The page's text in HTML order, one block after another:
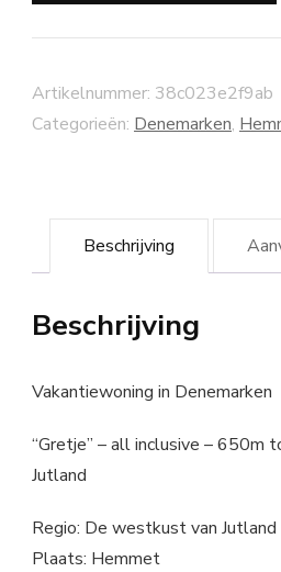
Artikelnummer: 38c023e2f9ab
Categorieën: Denemarken,
Beschrijving
Beschrijving
Vakantiewoning in Denemarken
“Gretje” – all inclusive – 650m
Jutland
Regio: De westkust van Jutland
Plaats: Hemmet